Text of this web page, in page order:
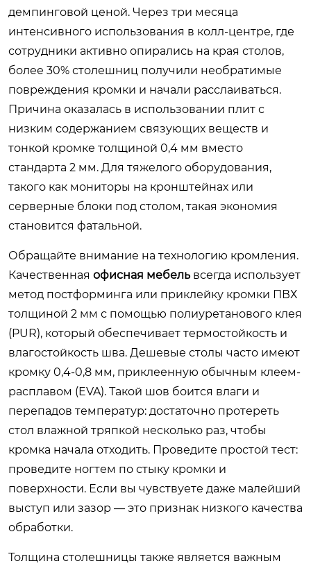
демпинговой ценой. Через три месяца
интенсивного использования в колл-центре, где
сотрудники активно опирались на края столов,
более 30% столешниц получили необратимые
повреждения кромки и начали расслаиваться.
Причина оказалась в использовании плит с
низким содержанием связующих веществ и
тонкой кромке толщиной 0,4 мм вместо
стандарта 2 мм. Для тяжелого оборудования,
такого как мониторы на кронштейнах или
серверные блоки под столом, такая экономия
становится фатальной.
Обращайте внимание на технологию кромления.
Качественная офисная мебель всегда использует
метод постформинга или приклейку кромки ПВХ
толщиной 2 мм с помощью полиуретанового клея
(PUR), который обеспечивает термостойкость и
влагостойкость шва. Дешевые столы часто имеют
кромку 0,4-0,8 мм, приклеенную обычным клеем-
расплавом (EVA). Такой шов боится влаги и
перепадов температур: достаточно протереть
стол влажной тряпкой несколько раз, чтобы
кромка начала отходить. Проведите простой тест:
проведите ногтем по стыку кромки и
поверхности. Если вы чувствуете даже малейший
выступ или зазор — это признак низкого качества
обработки.
Толщина столешницы также является важным